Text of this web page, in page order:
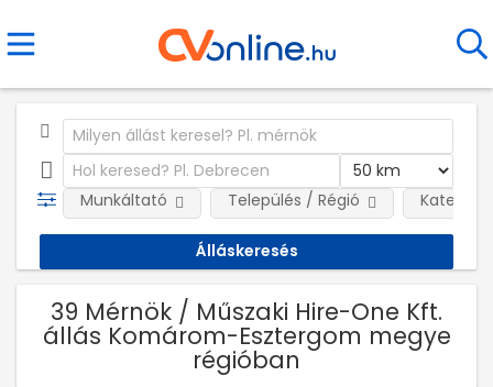
Munkáltató Település / Régió
39 Mérnök / Műszaki Hire-One Kft.
állás Komárom-Esztergom megye
régióban